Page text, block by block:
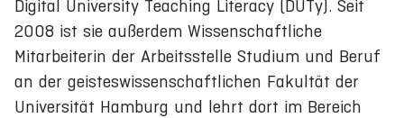
Digital University Teaching Literacy (DUTy). Seit
2008 ist sie außerdem Wissenschaftliche
Mitarbeiterin der Arbeitsstelle Studium und Beruf
an der geisteswissenschaftlichen Fakultät der
Universität Hamburg und lehrt dort im Bereich